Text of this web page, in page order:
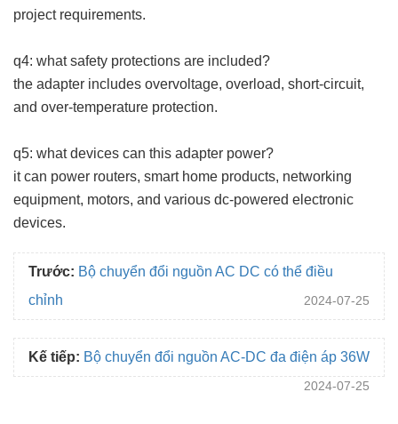
project requirements.
q4: what safety protections are included?
the adapter includes overvoltage, overload, short-circuit,
and over-temperature protection.
q5: what devices can this adapter power?
it can power routers, smart home products, networking
equipment, motors, and various dc-powered electronic
devices.
Trước: Bộ chuyển đổi nguồn AC DC có thể điều
chỉnh
2024-07-25
Kế tiếp: Bộ chuyển đổi nguồn AC-DC đa điện áp 36W
2024-07-25